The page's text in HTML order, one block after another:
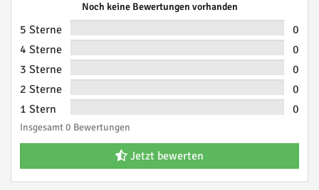
Noch keine Bewertungen vorhanden
5 Sterne
0
4 Sterne
0
3 Sterne
0
2 Sterne
0
1 Stern
0
Insgesamt 0 Bewertungen
Jetzt bewerten